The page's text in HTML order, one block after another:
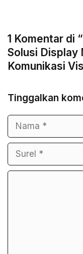
1 Komentar di
Solusi Display
Komunikasi
Tinggalkan
Nama
Surel
Komentar